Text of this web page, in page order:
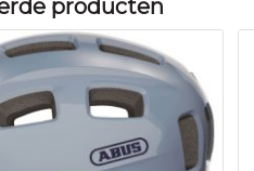
producten
BAS101